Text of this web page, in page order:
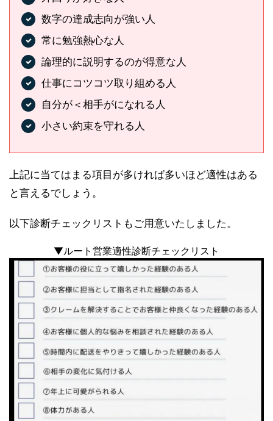
数字の達成志向が強い人
常に勉強熱心な人
論理的に説明するのが得意な人
仕事にコツコツ取り組める人
自分が＜相手がになれる人
小さい約束を守れる人
上記に当てはまる項目が多ければ多いほど適性はある
と言えるでしょう。
以下診断チェックリストもご用意いたしました。
▼ルート営業適性診断チェックリスト